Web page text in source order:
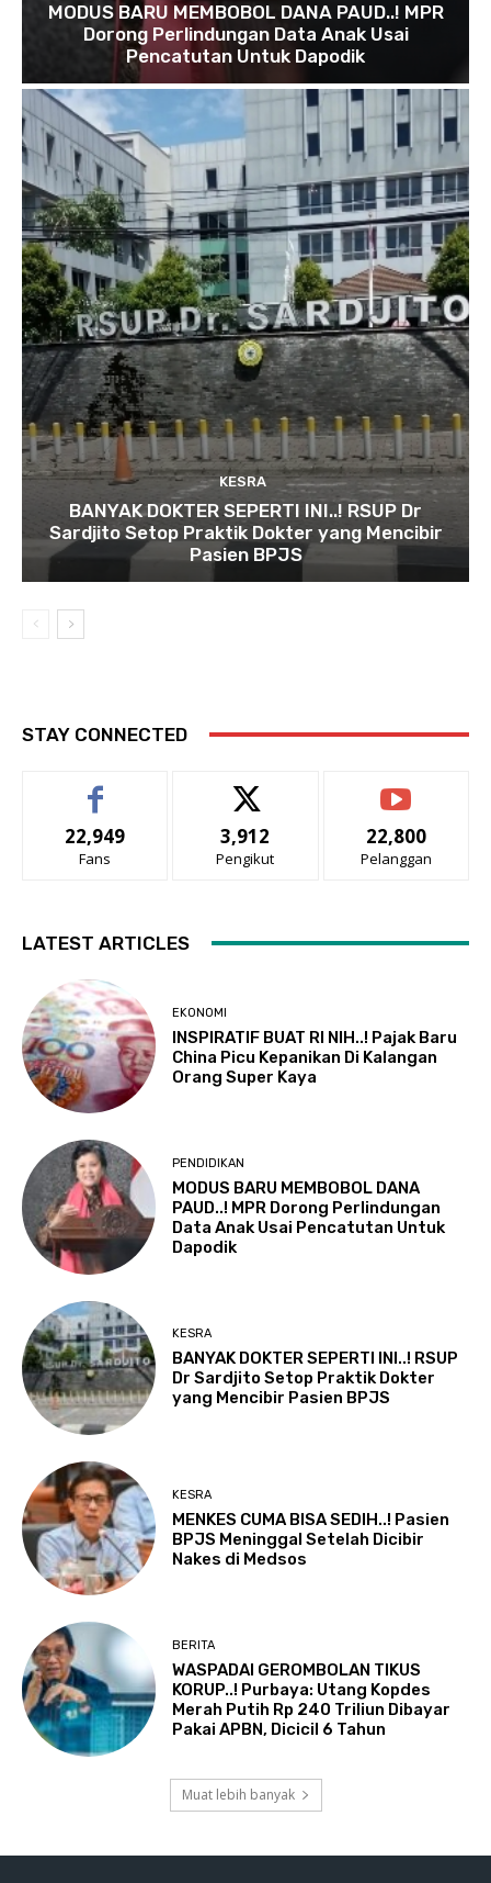
MODUS BARU MEMBOBOL DANA PAUD..! MPR
Dorong Perlindungan Data Anak Usai
Pencatutan Untuk Dapodik
KESRA
BANYAK DOKTER SEPERTI INI..! RSUP Dr
Sardjito Setop Praktik Dokter yang Mencibir
Pasien BPJS
STAY CONNECTED
22,949
Fans
3,912
Pengikut
22,800
Pelanggan
LATEST ARTICLES
EKONOMI
INSPIRATIF BUAT RI NIH..! Pajak Baru
China Picu Kepanikan Di Kalangan
Orang Super Kaya
PENDIDIKAN
MODUS BARU MEMBOBOL DANA
PAUD..! MPR Dorong Perlindungan
Data Anak Usai Pencatutan Untuk
Dapodik
KESRA
BANYAK DOKTER SEPERTI INI..! RSUP
Dr Sardjito Setop Praktik Dokter
yang Mencibir Pasien BPJS
KESRA
MENKES CUMA BISA SEDIH..! Pasien
BPJS Meninggal Setelah Dicibir
Nakes di Medsos
BERITA
WASPADAI GEROMBOLAN TIKUS
KORUP..! Purbaya: Utang Kopdes
Merah Putih Rp 240 Triliun Dibayar
Pakai APBN, Dicicil 6 Tahun
Muat lebih banyak